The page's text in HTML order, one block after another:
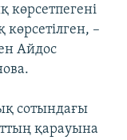
көрсетпегені
–
Айдос
сотындағы
қарауына